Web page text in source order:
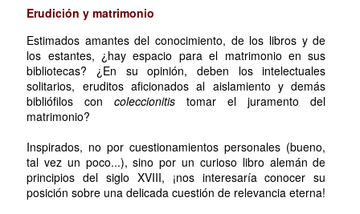
Erudición y matrimonio
Estimados amantes del conocimiento, de los libros y de
los estantes, ¿hay espacio para el matrimonio en sus
bibliotecas? ¿En su opinión, deben los intelectuales
solitarios, eruditos aficionados al aislamiento y demás
bibliófilos concoleccionitis tomar el juramento del
matrimonio?
Inspirados, no por cuestionamientos personales (bueno,
tal vez un poco...), sino por un curioso libro alemán de
principios del siglo XVIII, ¡nos interesaría conocer su
posición sobre una delicada cuestión de relevancia eterna!